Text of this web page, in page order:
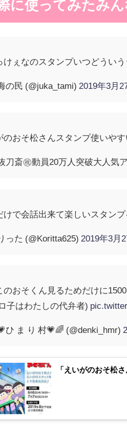
に使ってみたみ
けぇなのスタンプいつどうい
の民 (@juka_tami) 2019年3月
のおそ松さんスタンプ使いや
刀斎㊗️動員20万人突破大人気
けで会話出来て楽しいスタンプ
った (@Koritta625) 2019年3月
のおそくん見るためだけに
子はわたしの代弁者)
ひ ま り 村💗🌈 (@denki_hmr)
「えいがのおそ松